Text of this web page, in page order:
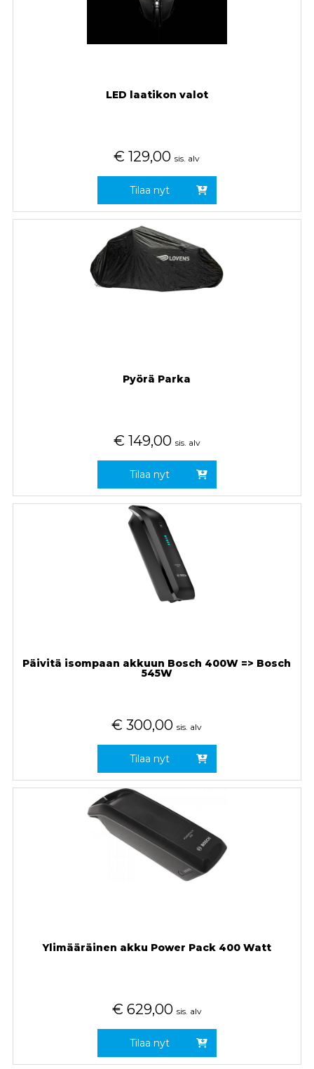
LED laatikon valot
€ 129,00 sis. alv
Tilaa nyt
Pyörä Parka
€ 149,00 sis. alv
Tilaa nyt
Päivitä isompaan akkuun Bosch 400W => Bosch
545W
€ 300,00 sis. alv
Tilaa nyt
Ylimääräinen akku Power Pack 400 Watt
€ 629,00 sis. alv
Tilaa nyt